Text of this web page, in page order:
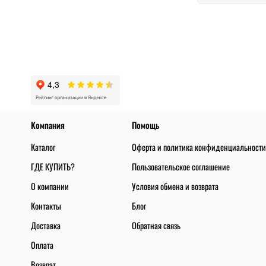
Компания
Каталог
ГДЕ КУПИТЬ?
О компании
Контакты
Доставка
Оплата
Помощь
Оферта и политика конфиденциальности
Пользовательское соглашение
Условия обмена и возврата
Блог
Обратная связь